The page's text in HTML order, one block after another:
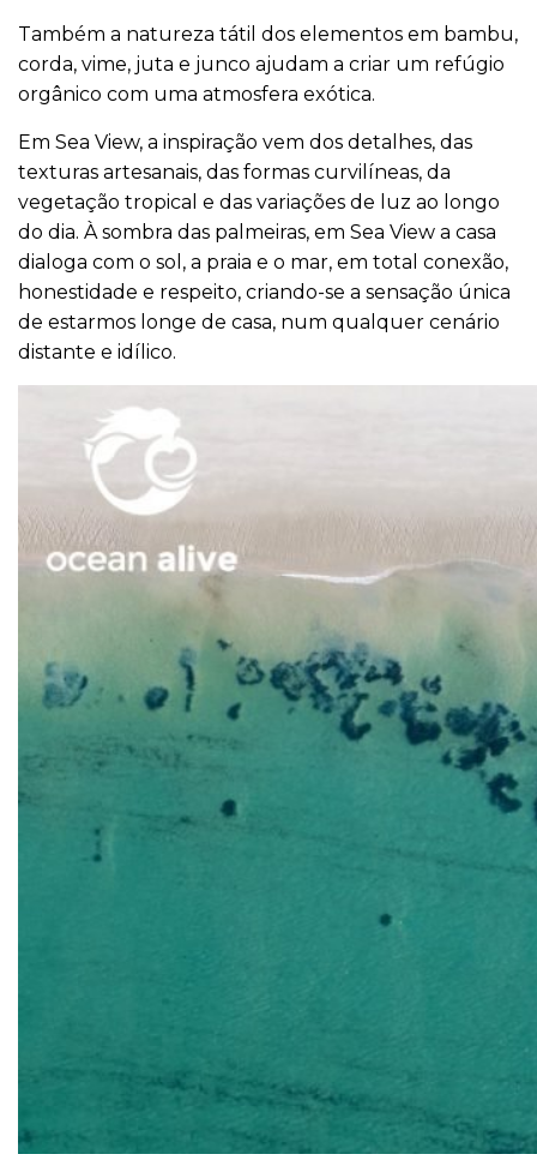
Também a natureza tátil dos elementos em bambu,
corda, vime, juta e junco ajudam a criar um refúgio
orgânico com uma atmosfera exótica.
Em Sea View, a inspiração vem dos detalhes, das
texturas artesanais, das formas curvilíneas, da
vegetação tropical e das variações de luz ao longo
do dia. À sombra das palmeiras, em Sea View a casa
dialoga com o sol, a praia e o mar, em total conexão,
honestidade e respeito, criando-se a sensação única
de estarmos longe de casa, num qualquer cenário
distante e idílico.